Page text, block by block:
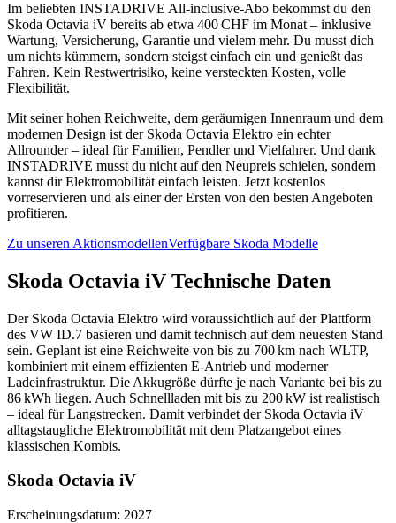
Im beliebten INSTADRIVE All-inclusive-Abo bekommst du den
Skoda Octavia iV bereits ab etwa 400 CHF im Monat – inklusive
Wartung, Versicherung, Garantie und vielem mehr. Du musst dich
um nichts kümmern, sondern steigst einfach ein und genießt das
Fahren. Kein Restwertrisiko, keine versteckten Kosten, volle
Flexibilität.
Mit seiner hohen Reichweite, dem geräumigen Innenraum und dem
modernen Design ist der Skoda Octavia Elektro ein echter
Allrounder – ideal für Familien, Pendler und Vielfahrer. Und dank
INSTADRIVE musst du nicht auf den Neupreis schielen, sondern
kannst dir Elektromobilität einfach leisten. Jetzt kostenlos
vorreservieren und als einer der Ersten von den besten Angeboten
profitieren.
Zu unseren AktionsmodellenVerfügbare Skoda Modelle
Skoda Octavia iV Technische Daten
Der Skoda Octavia Elektro wird voraussichtlich auf der Plattform
des VW ID.7 basieren und damit technisch auf dem neuesten Stand
sein. Geplant ist eine Reichweite von bis zu 700 km nach WLTP,
kombiniert mit einem effizienten E-Antrieb und moderner
Ladeinfrastruktur. Die Akkugröße dürfte je nach Variante bei bis zu
86 kWh liegen. Auch Schnellladen mit bis zu 200 kW ist realistisch
– ideal für Langstrecken. Damit verbindet der Skoda Octavia iV
alltagstaugliche Elektromobilität mit dem Platzangebot eines
klassischen Kombis.
Skoda Octavia iV
Erscheinungsdatum: 2027